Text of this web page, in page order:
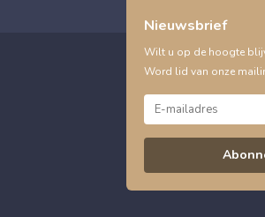
Nieuwsbrief
Wilt u op de hoogte
Word lid van onze